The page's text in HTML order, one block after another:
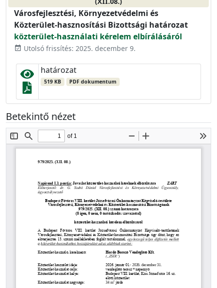
Városfejlesztési, Környezetvédelmi és
Közterület-hasznosítási Bizottsági határozat
közterület-használati kérelem elbírálásáról
event_available Utolsó frissítés: 2025. december 9.
határozat
519 KB PDF dokumentum
Betekintő nézet